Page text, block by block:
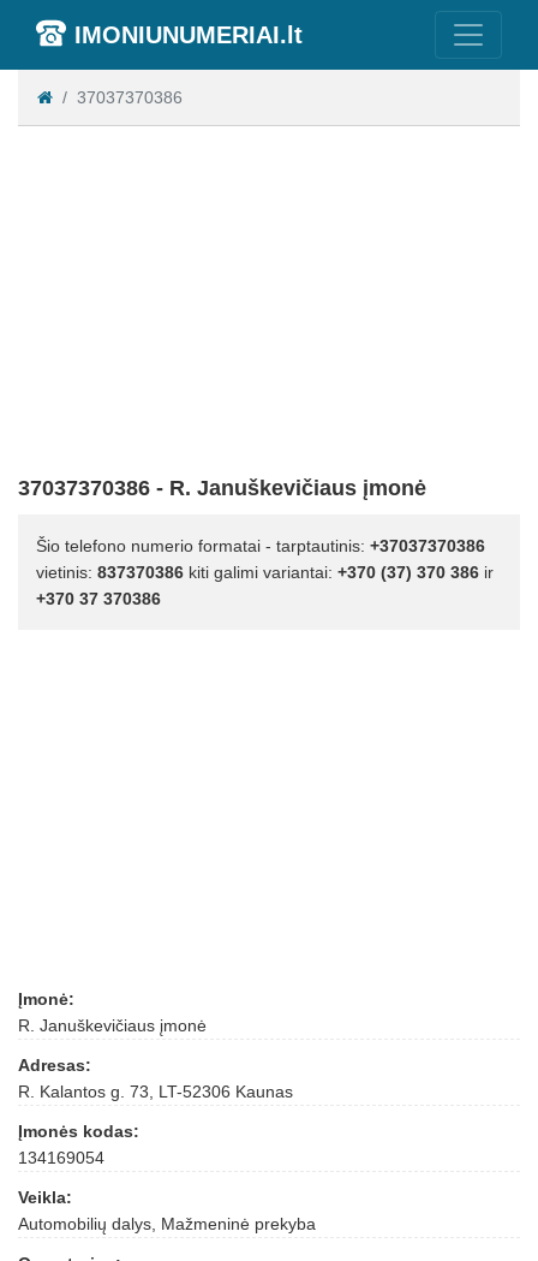
IMONIUNUMERIAI.lt
37037370386
37037370386 - R. Januškevičiaus įmonė
Šio telefono numerio formatai - tarptautinis: +37037370386
vietinis: 837370386 kiti galimi variantai: +370 (37) 370 386 ir
+370 37 370386
Įmonė:
R. Januškevičiaus įmonė
Adresas:
R. Kalantos g. 73, LT-52306 Kaunas
Įmonės kodas:
134169054
Veikla:
Automobilių dalys, Mažmeninė prekyba